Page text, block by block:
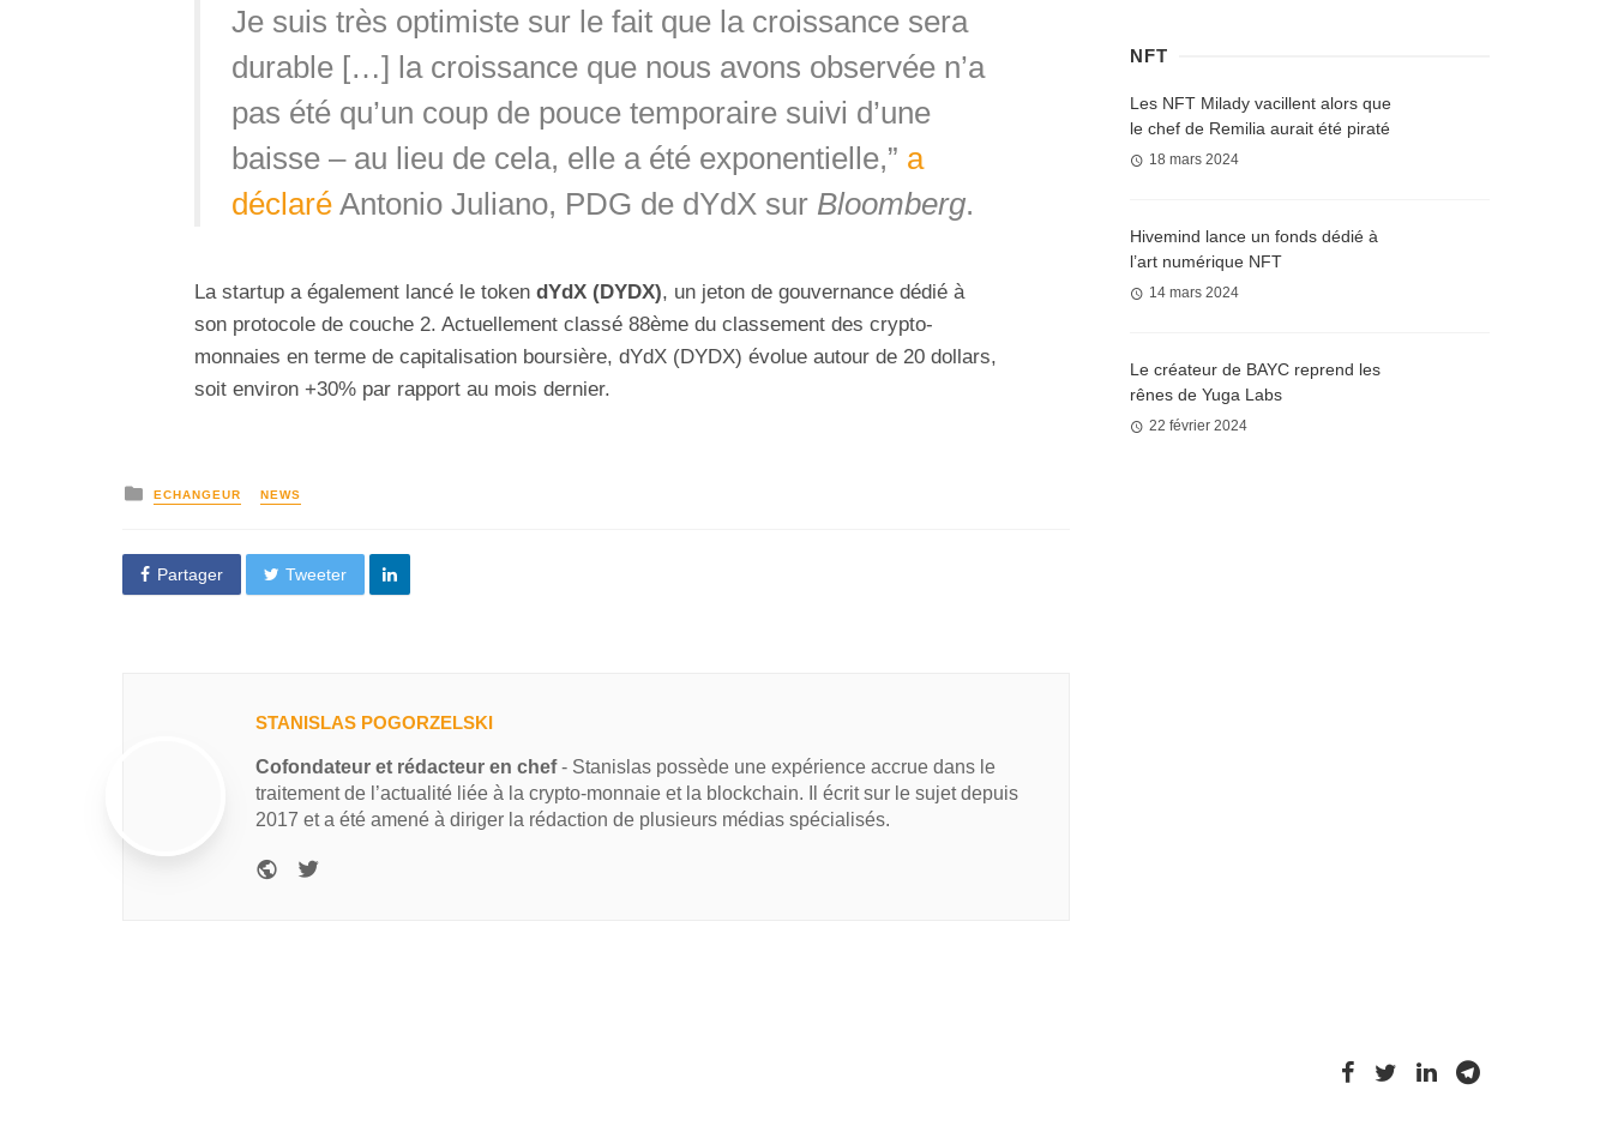
Je suis très optimiste sur le fait que la croissance sera
durable […] la croissance que nous avons observée n’a
pas été qu’un coup de pouce temporaire suivi d’une
baisse – au lieu de cela, elle a été exponentielle,” a
déclaréAntonio Juliano, PDG de dYdX sur Bloomberg.
La startup a également lancé le token dYdX (DYDX), un jeton de gouvernance dédié à
son protocole de couche 2. Actuellement classé 88ème du classement des crypto-
monnaies en terme de capitalisation boursière, dYdX (DYDX) évolue autour de 20 dollars,
soit environ +30% par rapport au mois dernier.
ECHANGEUR NEWS
Partager Tweeter
STANISLAS POGORZELSKI
Cofondateur et rédacteur en chef- Stanislas possède une expérience accrue dans le
traitement de l’actualité liée à la crypto-monnaie et la blockchain. Il écrit sur le sujet depuis
2017 et a été amené à diriger la rédaction de plusieurs médias spécialisés.
NFT
Les NFT Milady vacillent alors que
le chef de Remilia aurait été piraté
18 mars 2024
Hivemind lance un fonds dédié à
l’art numérique NFT
14 mars 2024
Le créateur de BAYC reprend les
rênes de Yuga Labs
22 février 2024